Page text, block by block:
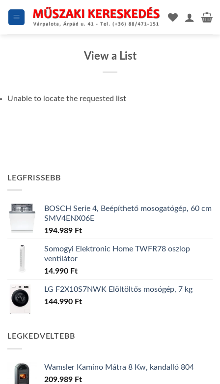
View a List
Unable to locate the requested list
LEGFRISSEBB
BOSCH Serie 4, Beépíthető mosogatógép, 60 cm
SMV4ENX06E
194.989 Ft
Somogyi Elektronic Home TWFR78 oszlop
ventilátor
14.990 Ft
LG F2X10S7NWK Elöltöltős mosógép, 7 kg
144.990 Ft
LEGKEDVELTEBB
Wamsler Kamino Mátra 8 Kw, kandalló 804
209.989 Ft